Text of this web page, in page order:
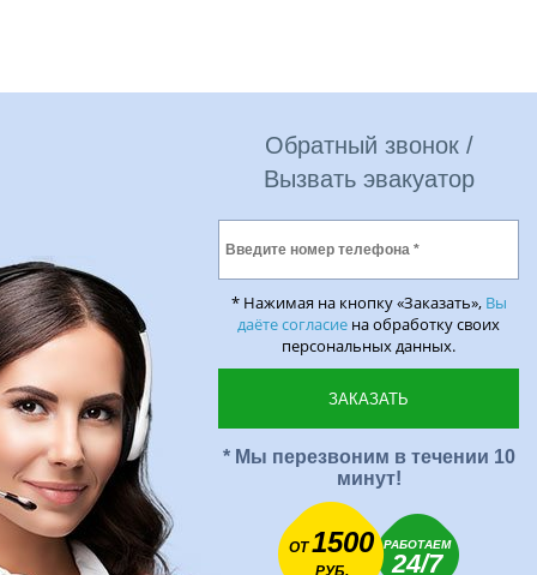
Обратный звонок /
Вызвать эвакуатор
* Нажимая на кнопку «Заказать», Вы
даёте согласие на обработку своих
персональных данных.
* Мы перезвоним в течении 10
минут!
ОТ1500
РУБ.
РАБОТАЕМ
24/7